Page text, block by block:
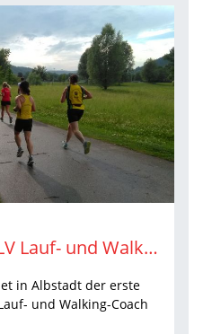
Ausbildung zum DLV Lauf- und Walking-Coach - jetzt noch Lehrgangsplatz sichern
in Albstadt der erste
und Walking-Coach